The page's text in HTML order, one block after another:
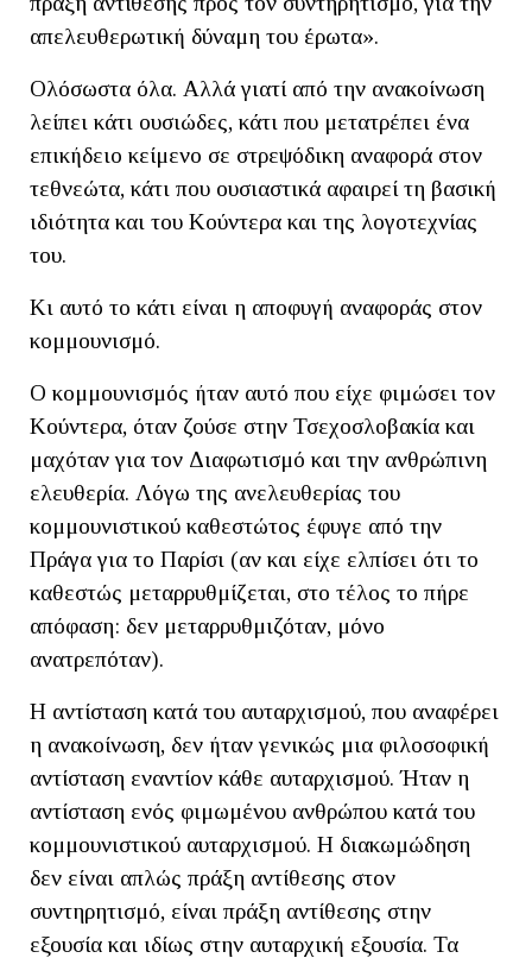
απελευθερωτική δύναμη του έρωτα».
Ολόσωστα όλα. Αλλά γιατί από την ανακοίνωση
λείπει κάτι ουσιώδες, κάτι που μετατρέπει ένα
επικήδειο κείμενο σε στρεψόδικη αναφορά στον
τεθνεώτα, κάτι που ουσιαστικά αφαιρεί τη βασική
ιδιότητα και του Κούντερα και της λογοτεχνίας
του.
Κι αυτό το κάτι είναι η αποφυγή αναφοράς στον
κομμουνισμό.
Ο κομμουνισμός ήταν αυτό που είχε φιμώσει τον
Κούντερα, όταν ζούσε στην Τσεχοσλοβακία και
μαχόταν για τον Διαφωτισμό και την ανθρώπινη
ελευθερία. Λόγω της ανελευθερίας του
κομμουνιστικού καθεστώτος έφυγε από την
Πράγα για το Παρίσι (αν και είχε ελπίσει ότι το
καθεστώς μεταρρυθμίζεται, στο τέλος το πήρε
απόφαση: δεν μεταρρυθμιζόταν, μόνο
ανατρεπόταν).
Η αντίσταση κατά του αυταρχισμού, που αναφέρει
η ανακοίνωση, δεν ήταν γενικώς μια φιλοσοφική
αντίσταση εναντίον κάθε αυταρχισμού. Ήταν η
αντίσταση ενός φιμωμένου ανθρώπου κατά του
κομμουνιστικού αυταρχισμού. Η διακωμώδηση
δεν είναι απλώς πράξη αντίθεσης στον
συντηρητισμό, είναι πράξη αντίθεσης στην
εξουσία και ιδίως στην αυταρχική εξουσία. Τα